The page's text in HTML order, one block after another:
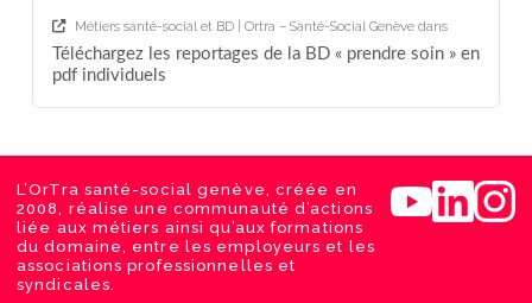
Métiers santé-social et BD | Ortra – Santé-Social Genèvedans
Téléchargez les reportages de la BD « prendre soin » en
pdf individuels
L’OrTra santé-social genève, créée en
2008, réalise une communauté d’actions
liée aux métiers ainsi qu’aux formations
du domaine, entre les employeurs et les
associations professionnelles et
syndicales.